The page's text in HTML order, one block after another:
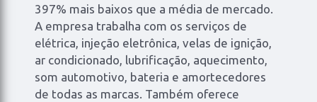
397% mais baixos que a média de mercado.
A empresa trabalha com os serviços de
elétrica, injeção eletrônica, velas de ignição,
ar condicionado, lubrificação, aquecimento,
som automotivo, bateria e amortecedores
de todas as marcas. Também oferece